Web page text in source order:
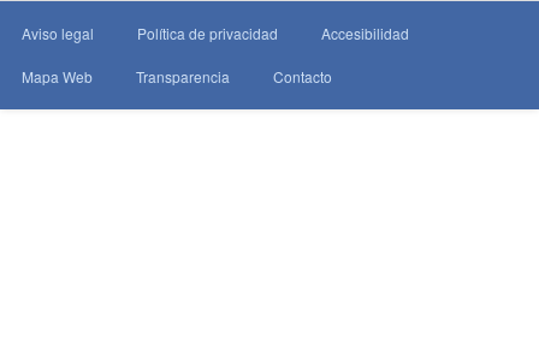
Aviso legal Política de privacidad Accesibilidad
Mapa Web Transparencia Contacto